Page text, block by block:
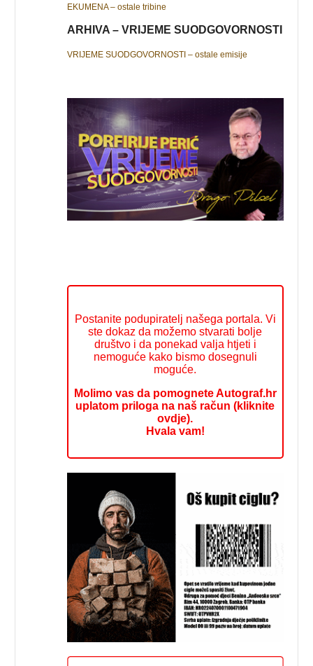
EKUMENA – ostale tribine
ARHIVA – VRIJEME SUODGOVORNOSTI
VRIJEME SUODGOVORNOSTI – ostale emisije
Postanite podupiratelj našega portala. Vi
ste dokaz da možemo stvarati bolje
društvo i da ponekad valja htjeti i
nemoguće kako bismo dosegnuli
moguće.
Molimo vas da pomognete Autograf.hr
uplatom priloga na naš račun (kliknite
ovdje).
Hvala vam!